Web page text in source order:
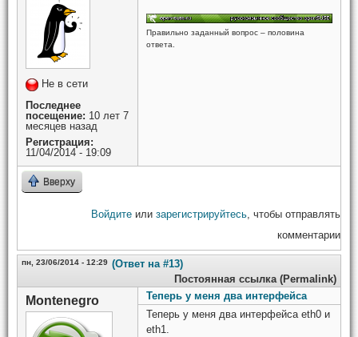
Не в сети
Последнее
посещение: 10 лет 7
месяцев назад
Регистрация:
11/04/2014 - 19:09
Правильно заданный вопрос – половина
ответа.
Вверху
Войдите или зарегистрируйтесь, чтобы отправлять
комментарии
пн, 23/06/2014 - 12:29 (Ответ на #13)
Постоянная ссылка (Permalink)
Montenegro
Теперь у меня два интерфейса
Теперь у меня два интерфейса eth0 и
eth1.